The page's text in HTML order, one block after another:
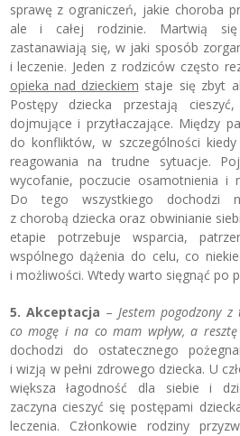
sprawę z ograniczeń, jakie choroba
ale i całej rodzinie. Martwią się
zastanawiają się, w jaki sposób
i leczenie. Jeden z rodziców często
opieka nad dzieckiem staje się zbyt
Postępy dziecka przestają
dojmujące i przytłaczające. Między
do konfliktów, w szczególności
reagowania na trudne sytuacje.
wycofanie, poczucie osamotnienia i
Do tego wszystkiego dochodzi
z chorobą dziecka oraz obwinianie
etapie potrzebuje wsparcia,
wspólnego dążenia do celu, co
i możliwości. Wtedy warto sięgnąć po
5. Akceptacja – Jestem pogodzony
co mogę i na co mam wpływ, a resztę
dochodzi do ostatecznego
i wizją w pełni zdrowego dziecka. U
większa łagodność dla siebie i
zaczyna cieszyć się postępami
leczenia. Członkowie rodziny przyzwyczajają się do sytuacji